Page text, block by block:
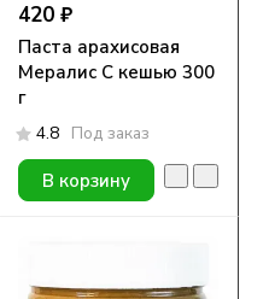
420 ₽
Паста арахисовая
Мералис С кешью 300
г
4.8 Под заказ
В корзину